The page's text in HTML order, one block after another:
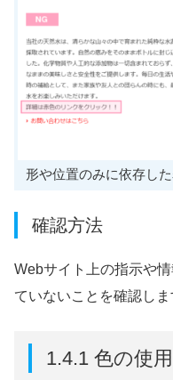
形や位置のみに依存し
確認方法
Webサイト上の指示や
ていないことを確認しま
1.4.1 色の使用